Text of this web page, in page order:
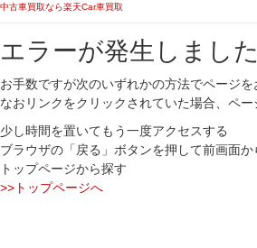
中古車買取なら楽天Car車買取
エラーが発生しました
お手数ですが次のいずれかの方法でページを
なおリンクをクリックされていた場合、ペ
少し時間を置いてもう一度アクセスする
ブラウザの「戻る」ボタンを押して前画面か
トップページから探す
>>トップページへ